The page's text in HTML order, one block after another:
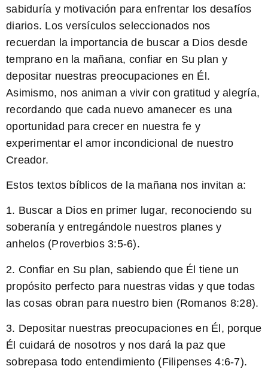
sabiduría y motivación para enfrentar los desafíos
diarios. Los versículos seleccionados nos
recuerdan la importancia de buscar a Dios desde
temprano en la mañana, confiar en Su plan y
depositar nuestras preocupaciones en Él.
Asimismo, nos animan a vivir con gratitud y alegría,
recordando que cada nuevo amanecer es una
oportunidad para crecer en nuestra fe y
experimentar el amor incondicional de nuestro
Creador.
Estos textos bíblicos de la mañana nos invitan a:
1. Buscar a Dios en primer lugar, reconociendo su
soberanía y entregándole nuestros planes y
anhelos (Proverbios 3:5-6).
2. Confiar en Su plan, sabiendo que Él tiene un
propósito perfecto para nuestras vidas y que todas
las cosas obran para nuestro bien (Romanos 8:28).
3. Depositar nuestras preocupaciones en Él, porque
Él cuidará de nosotros y nos dará la paz que
sobrepasa todo entendimiento (Filipenses 4:6-7).